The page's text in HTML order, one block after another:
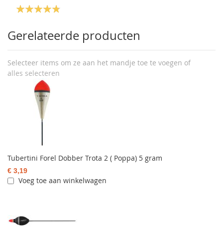
Gerelateerde producten
Selecteer items om ze aan het mandje toe te voegen of
alles selecteren
Tubertini Forel Dobber Trota 2 ( Poppa) 5 gram
€ 3,19
Voeg toe aan winkelwagen